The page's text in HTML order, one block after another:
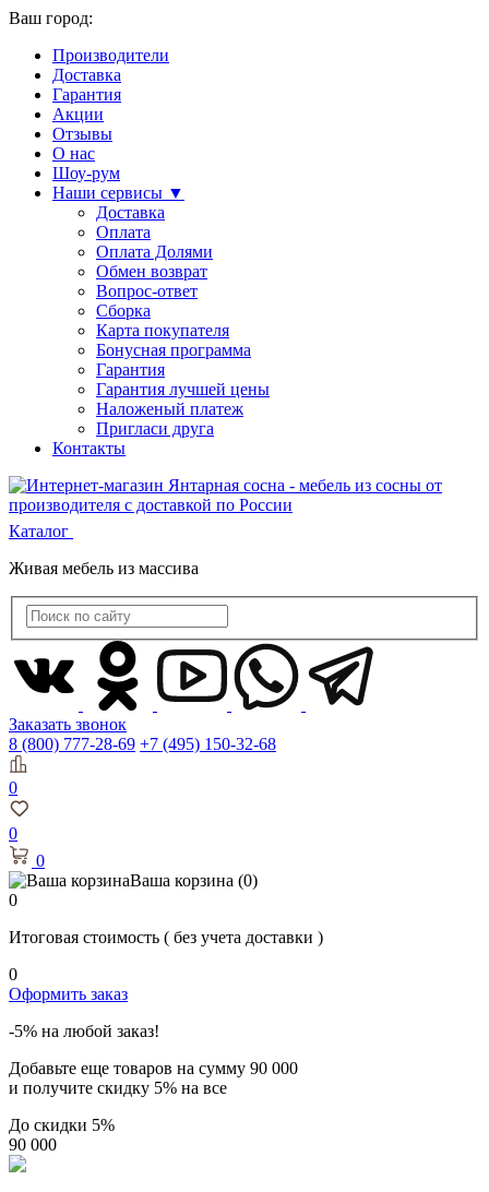
Ваш город:
Производители
Доставка
Гарантия
Акции
Отзывы
О нас
Шоу-рум
Наши сервисы ▼
Доставка
Оплата
Оплата Долями
Обмен возврат
Вопрос-ответ
Сборка
Карта покупателя
Бонусная программа
Гарантия
Гарантия лучшей цены
Наложеный платеж
Пригласи друга
Контакты
Каталог
Живая мебель из массива
Заказать звонок
8 (800) 777-28-69 +7 (495) 150-32-68
0
0
0
Ваша корзина (0)
0
Итоговая стоимость ( без учета доставки )
0
Оформить заказ
-5% на любой заказ!
Добавьте еще товаров на сумму 90 000
и получите скидку 5% на все
До скидки 5%
90 000